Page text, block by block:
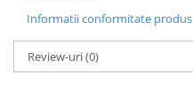
Informatii conformitate produs
Review-uri(0)